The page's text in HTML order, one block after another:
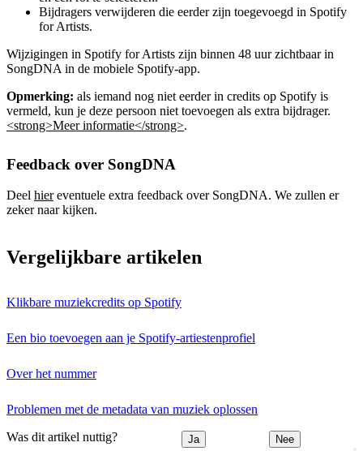
Bijdragers verwijderen die eerder zijn toegevoegd in Spotify
for Artists.
Wijzigingen in Spotify for Artists zijn binnen 48 uur zichtbaar in
SongDNA in de mobiele Spotify-app.
Opmerking: als iemand nog niet eerder in credits op Spotify is
vermeld, kun je deze persoon niet toevoegen als extra bijdrager.
<strong>Meer informatie</strong>.
Feedback over SongDNA
Deel hiereventuele extra feedback over SongDNA. We zullen er
zeker naar kijken.
Vergelijkbare artikelen
Klikbare muziekcredits op Spotify
Een bio toevoegen aan je Spotify-artiestenprofiel
Over het nummer
Problemen met de metadata van muziek oplossen
Was dit artikel nuttig? Ja Nee